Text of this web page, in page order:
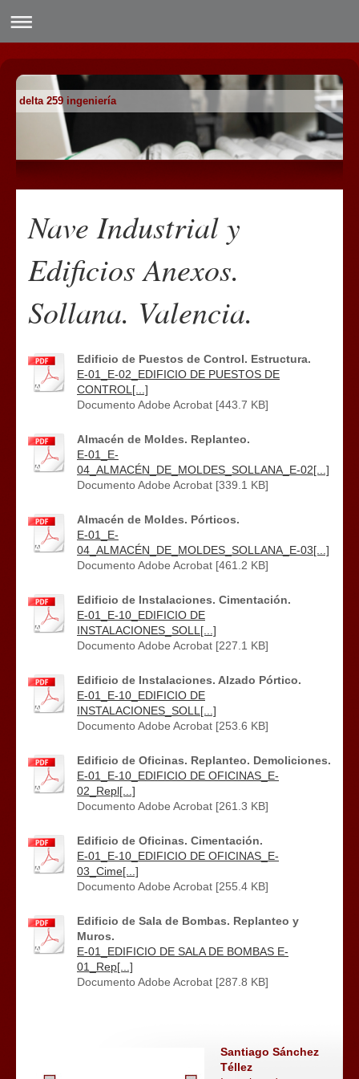
delta 259 ingeniería
Nave Industrial y
Edificios Anexos.
Sollana. Valencia.
Edificio de Puestos de Control. Estructura.
E-01_E-02_EDIFICIO DE PUESTOS DE
CONTROL[...]
Documento Adobe Acrobat [443.7 KB]
Almacén de Moldes. Replanteo.
E-01_E-
04_ALMACÉN_DE_MOLDES_SOLLANA_E-02[...]
Documento Adobe Acrobat [339.1 KB]
Almacén de Moldes. Pórticos.
E-01_E-
04_ALMACÉN_DE_MOLDES_SOLLANA_E-03[...]
Documento Adobe Acrobat [461.2 KB]
Edificio de Instalaciones. Cimentación.
E-01_E-10_EDIFICIO DE
INSTALACIONES_SOLL[...]
Documento Adobe Acrobat [227.1 KB]
Edificio de Instalaciones. Alzado Pórtico.
E-01_E-10_EDIFICIO DE
INSTALACIONES_SOLL[...]
Documento Adobe Acrobat [253.6 KB]
Edificio de Oficinas. Replanteo. Demoliciones.
E-01_E-10_EDIFICIO DE OFICINAS_E-
02_Repl[...]
Documento Adobe Acrobat [261.3 KB]
Edificio de Oficinas. Cimentación.
E-01_E-10_EDIFICIO DE OFICINAS_E-
03_Cime[...]
Documento Adobe Acrobat [255.4 KB]
Edificio de Sala de Bombas. Replanteo y
Muros.
E-01_EDIFICIO DE SALA DE BOMBAS E-
01_Rep[...]
Documento Adobe Acrobat [287.8 KB]
Santiago Sánchez
Téllez